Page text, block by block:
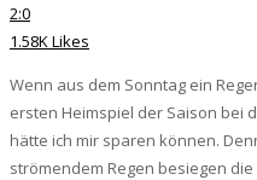
2:0
1.58K Likes
Wenn aus dem Sonntag ein
ersten Heimspiel der Saison bei
hätte ich mir sparen können.
strömendem Regen besiegen